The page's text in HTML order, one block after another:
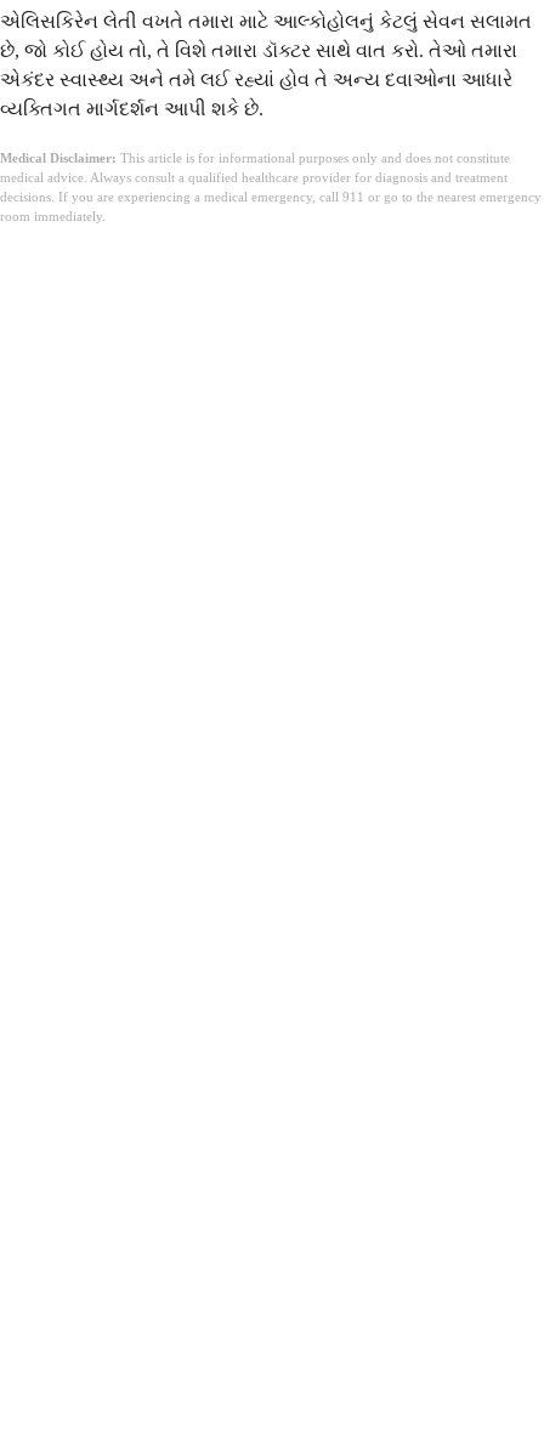
એલિસકિરેન લેતી વખતે તમારા માટે આલ્કોહોલનું કેટલું સેવન સલામત
છે, જો કોઈ હોય તો, તે વિશે તમારા ડૉક્ટર સાથે વાત કરો. તેઓ તમારા
એકંદર સ્વાસ્થ્ય અને તમે લઈ રહ્યાં હોવ તે અન્ય દવાઓના આધારે
વ્યક્તિગત માર્ગદર્શન આપી શકે છે.
Medical Disclaimer: This article is for informational purposes only and does not constitute
medical advice. Always consult a qualified healthcare provider for diagnosis and treatment
decisions. If you are experiencing a medical emergency, call 911 or go to the nearest emergency
room immediately.